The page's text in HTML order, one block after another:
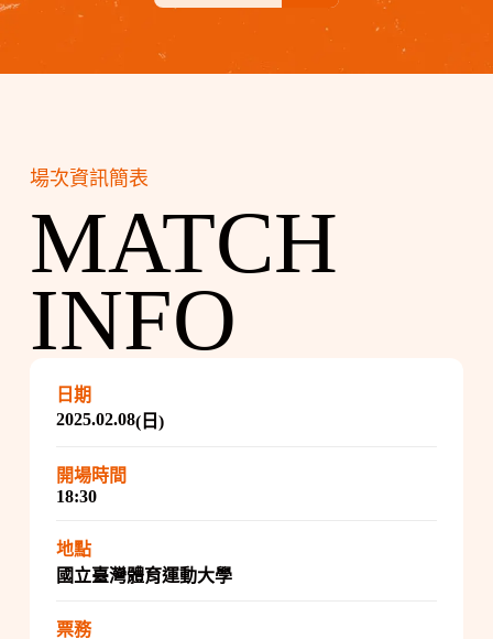
場次資訊簡表
MATCH
INFO
日期
2025.02.08(日)
開場時間
18:30
地點
國立臺灣體育運動大學
票務